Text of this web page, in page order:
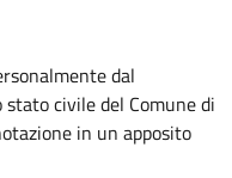
dal
civile del Comune di
in un apposito